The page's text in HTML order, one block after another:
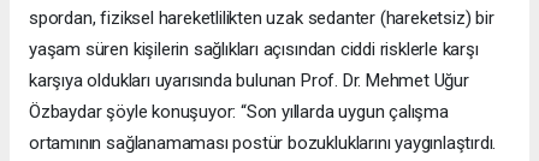
spordan, fiziksel hareketlilikten uzak sedanter (hareketsiz) bir
yaşam süren kişilerin sağlıkları açısından ciddi risklerle karşı
karşıya oldukları uyarısında bulunan Prof. Dr. Mehmet Uğur
Özbaydar şöyle konuşuyor: “Son yıllarda uygun çalışma
ortamının sağlanamaması postür bozukluklarını yaygınlaştırdı.